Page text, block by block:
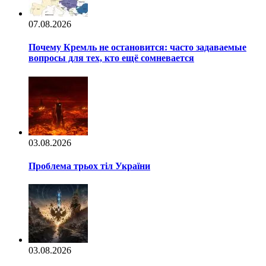
07.08.2026
Почему Кремль не остановится: часто задаваемые
вопросы для тех, кто ещё сомневается
03.08.2026
Проблема трьох тіл України
03.08.2026